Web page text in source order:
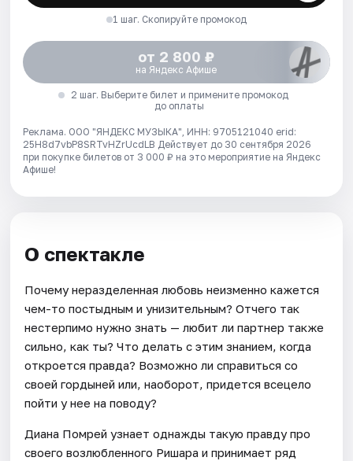
1 шаг. Скопируйте промокод
от 2 800 ₽
на Яндекс Афише
2 шаг. Выберите билет и примените промокод
до оплаты
Реклама. ООО "ЯНДЕКС МУЗЫКА", ИНН: 9705121040 erid:
25H8d7vbP8SRTvHZrUcdLB Действует до 30 сентября 2026
при покупке билетов от 3 000 ₽ на это мероприятие на Яндекс
Афише!
О спектакле
Почему неразделенная любовь неизменно кажется
чем-то постыдным и унизительным? Отчего так
нестерпимо нужно знать — любит ли партнер также
сильно, как ты? Что делать с этим знанием, когда
откроется правда? Возможно ли справиться со
своей гордыней или, наоборот, придется всецело
пойти у нее на поводу?
Диана Помрей узнает однажды такую правду про
своего возлюбленного Ришара и принимает ряд